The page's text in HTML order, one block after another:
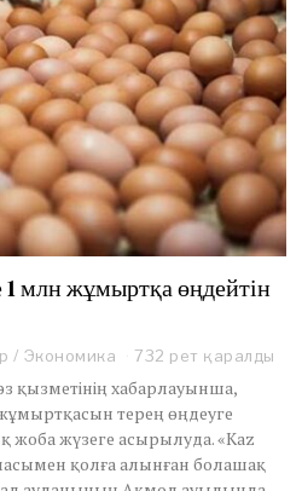
1 млн жұмыртқа өңдейтін
/ Экономика 732 рет қаралды
қызметінің хабарлауынша,
терең өңдеуге
жоба жүзеге асырылуда. «Kaz
қолға алынған болашақ